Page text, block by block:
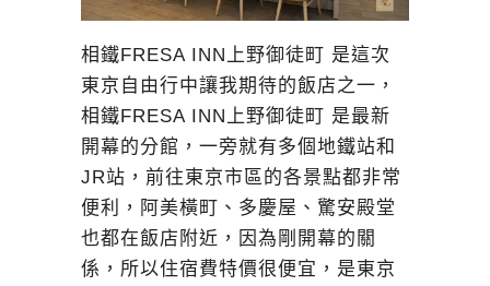
相鐵FRESA INN上野御徒町 是這次
東京自由行中讓我期待的飯店之一，
相鐵FRESA INN上野御徒町 是最新
開幕的分館，一旁就有多個地鐵站和
JR站，前往東京市區的各景點都非常
便利，阿美橫町、多慶屋、驚安殿堂
也都在飯店附近，因為剛開幕的關
係，所以住宿費特價很便宜，是東京